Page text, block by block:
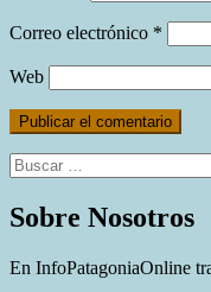
Correo electrónico *
Web
Buscar:
Sobre Nosotros
En InfoPatagoniaOnline